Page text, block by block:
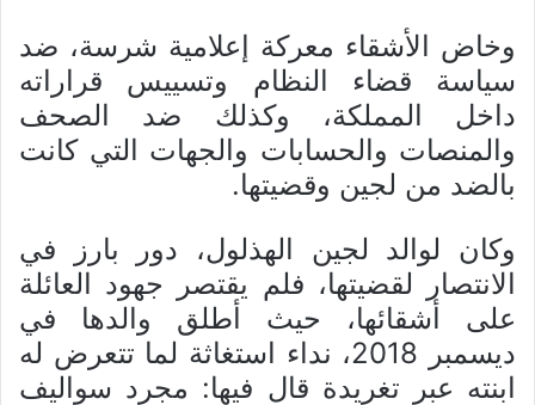
وخاض الأشقاء معركة إعلامية شرسة، ضد
سياسة قضاء النظام وتسييس قراراته
داخل المملكة، وكذلك ضد الصحف
والمنصات والحسابات والجهات التي كانت
بالضد من لجين وقضيتها.
وكان لوالد لجين الهذلول، دور بارز في
الانتصار لقضيتها، فلم يقتصر جهود العائلة
على أشقائها، حيث أطلق والدها في
ديسمبر 2018، نداء استغاثة لما تتعرض له
ابنته عبر تغريدة قال فيها: مجرد سواليف